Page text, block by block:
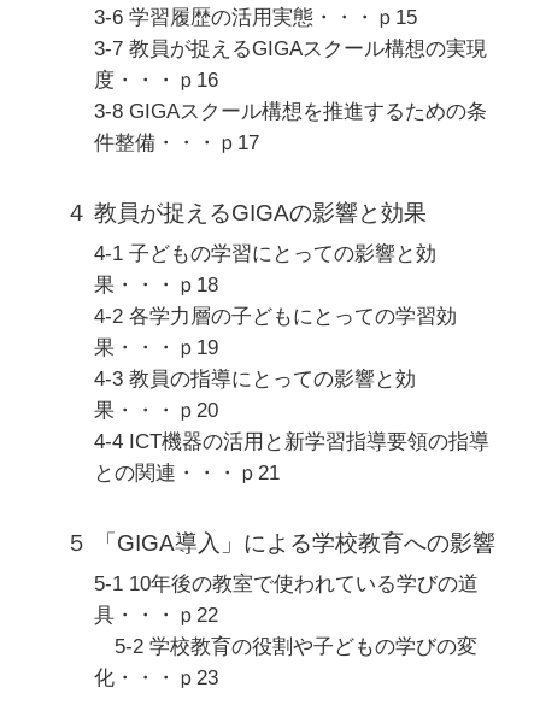
3-6 学習履歴の活用実態・・・ｐ15
3-7 教員が捉えるGIGAスクール構想の実現
度・・・ｐ16
3-8 GIGAスクール構想を推進するための条
件整備・・・ｐ17
４ 教員が捉えるGIGAの影響と効果
4-1 子どもの学習にとっての影響と効
果・・・ｐ18
4-2 各学力層の子どもにとっての学習効
果・・・ｐ19
4-3 教員の指導にとっての影響と効
果・・・ｐ20
4-4 ICT機器の活用と新学習指導要領の指導
との関連・・・ｐ21
５ 「GIGA導入」による学校教育への影響
5-1 10年後の教室で使われている学びの道
具・・・ｐ22
5-2 学校教育の役割や子どもの学びの変
化・・・ｐ23